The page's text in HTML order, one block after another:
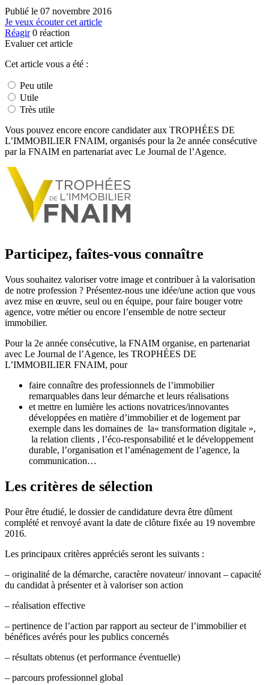
Publié le 07 novembre 2016
Je veux écouter cet article
Réagir 0 réaction
Evaluer cet article
Cet article vous a été :
Peu utile
Utile
Très utile
Vous pouvez encore encore candidater aux TROPHÉES DE
L’IMMOBILIER FNAIM, organisés pour la 2e année consécutive
par la FNAIM en partenariat avec Le Journal de l’Agence.
Participez, faîtes-vous connaître
Vous souhaitez valoriser votre image et contribuer à la valorisation
de notre profession ? Présentez-nous une idée/une action que vous
avez mise en œuvre, seul ou en équipe, pour faire bouger votre
agence, votre métier ou encore l’ensemble de notre secteur
immobilier.
Pour la 2e année consécutive, la FNAIM organise, en partenariat
avec Le Journal de l’Agence, les TROPHÉES DE
L’IMMOBILIER FNAIM, pour
faire connaître des professionnels de l’immobilier
remarquables dans leur démarche et leurs réalisations
et mettre en lumière les actions novatrices/innovantes
développées en matière d’immobilier et de logement par
exemple dans les domaines de la« transformation digitale »,
la relation clients , l’éco-responsabilité et le développement
durable, l’organisation et l’aménagement de l’agence, la
communication…
Les critères de sélection
Pour être étudié, le dossier de candidature devra être dûment
complété et renvoyé avant la date de clôture fixée au 19 novembre
2016.
Les principaux critères appréciés seront les suivants :
– originalité de la démarche, caractère novateur/ innovant – capacité
du candidat à présenter et à valoriser son action
– réalisation effective
– pertinence de l’action par rapport au secteur de l’immobilier et
bénéfices avérés pour les publics concernés
– résultats obtenus (et performance éventuelle)
– parcours professionnel global